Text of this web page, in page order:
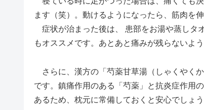
ます（笑）。動けるようになったら、筋肉を伸
症状が治まった後は、 患部をお湯や蒸しタ
もオススメです。あとあと痛みが残らないよ
さらに、漢方の「芍薬甘草湯（しゃくやく
です。鎮痛作用のある「芍薬」と抗炎症作用
あるため、枕元に常備しておくと安心でしょう